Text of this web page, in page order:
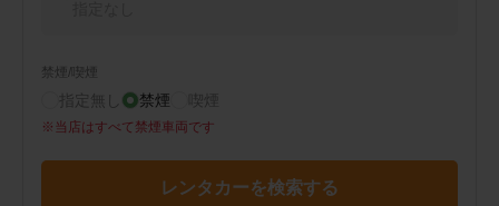
禁煙/喫煙
指定無し 禁煙 喫煙
※ 当店はすべて禁煙車両です
レンタカーを検索する